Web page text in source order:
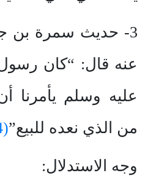
3- حديث سمرة بن
عنه قال: “كان
عليه وسلم يأمرنا
من الذي نعده للبيع”(4).
وجه الاستدلال: